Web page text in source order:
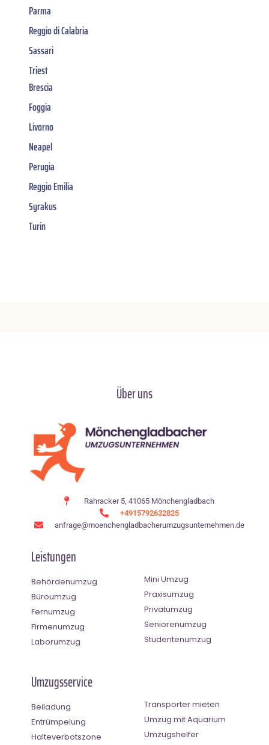
Parma
Reggio di Calabria
Sassari
Triest
Brescia
Foggia
Livorno
Neapel
Perugia
Reggio Emilia
Syrakus
Turin
Über uns
Rahracker 5, 41065 Mönchengladbach
+4915792632825
anfrage@moenchen­gladbacherumzugsunternehmen.de
Leistungen
Behördenumzug
Büroumzug
Fernumzug
Firmenumzug
Laborumzug
Mini Umzug
Praxisumzug
Privatumzug
Seniorenumzug
Studentenumzug
Umzugsservice
Beiladung
Entrümpelung
Halteverbotszone
Transporter mieten
Umzug mit Aquarium
Umzugshelfer